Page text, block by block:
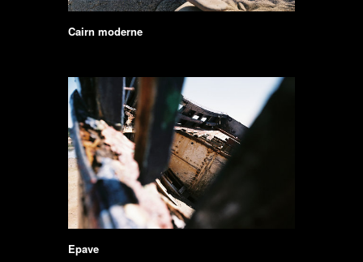
Cairn moderne
Epave